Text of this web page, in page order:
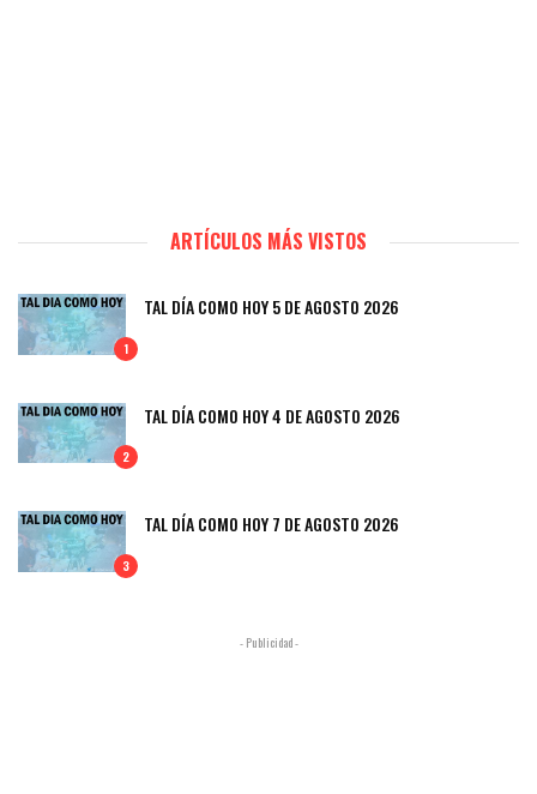
ARTÍCULOS MÁS VISTOS
1
TAL DÍA COMO HOY 5 DE AGOSTO 2026
2
TAL DÍA COMO HOY 4 DE AGOSTO 2026
3
TAL DÍA COMO HOY 7 DE AGOSTO 2026
- Publicidad -